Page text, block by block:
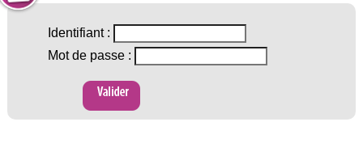
Identifiant :
Mot de passe :